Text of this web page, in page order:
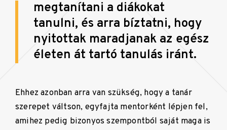
megtanítani a diákokat
tanulni, és arra bíztatni, hogy
nyitottak maradjanak az egész
életen át tartó tanulás iránt.
Ehhez azonban arra van szükség, hogy a tanár
szerepet váltson, egyfajta mentorként lépjen fel,
amihez pedig bizonyos szempontból saját maga is